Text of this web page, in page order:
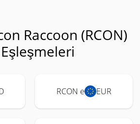
Raccoon (RCON)
RCON e EUR